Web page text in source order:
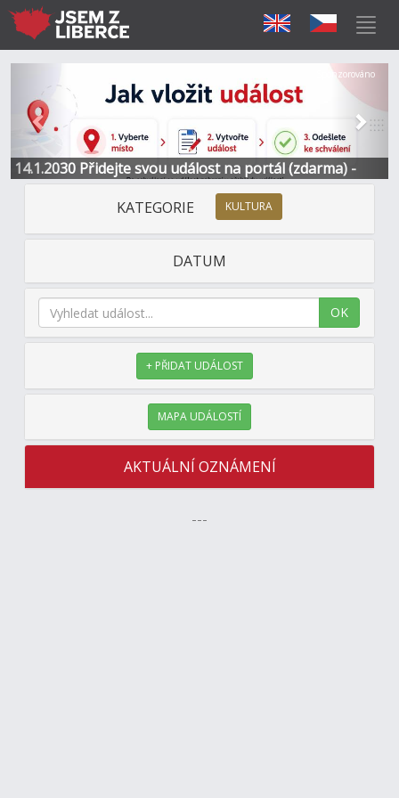
14.1.2030 Přidejte svou událost na portál (zdarma) -
Informace a kontakt
Další
Sponzorováno
KATEGORIE KULTURA
DATUM
OK
+ PŘIDAT UDÁLOST
MAPA UDÁLOSTÍ
AKTUÁLNÍ OZNÁMENÍ
---